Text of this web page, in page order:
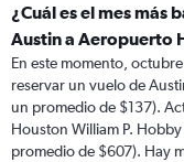
¿Cuál es el mes más
Austin a Aeropuerto
En este momento,
reservar un vuelo de
un promedio de $137).
Houston William P.
promedio de $607). Hay